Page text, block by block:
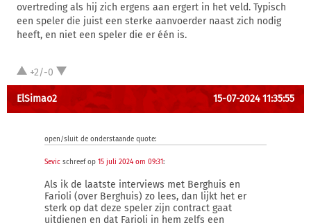
overtreding als hij zich ergens aan ergert in het veld. Typisch
een speler die juist een sterke aanvoerder naast zich nodig
heeft, en niet een speler die er één is.
+2/-0
ElSimao2 15-07-2024 11:35:55
open/sluit de onderstaande quote:
Sevic schreef op 15 juli 2024 om 09:31:
Als ik de laatste interviews met Berghuis en
Farioli (over Berghuis) zo lees, dan lijkt het er
sterk op dat deze speler zijn contract gaat
uitdienen en dat Farioli in hem zelfs een